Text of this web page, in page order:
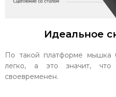
Идеальное
По такой платформе мышка
легко, а это значит,
своевременен.